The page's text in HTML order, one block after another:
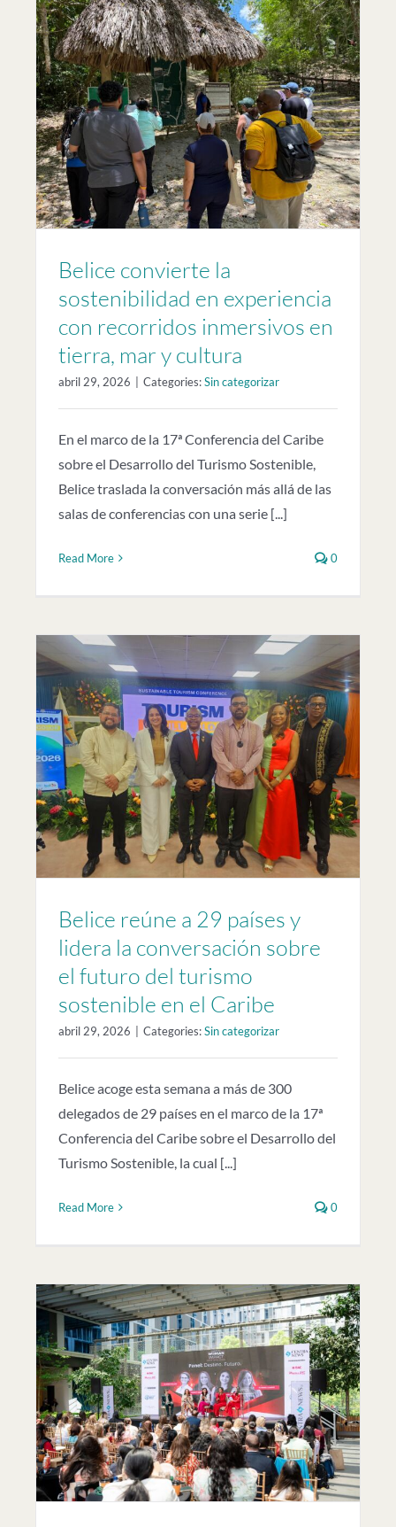
Belice convierte la
sostenibilidad en experiencia
con recorridos inmersivos en
tierra, mar y cultura
abril 29, 2026 Categories:Sin categorizar
En el marco de la 17ª Conferencia del Caribe
sobre el Desarrollo del Turismo Sostenible,
Belice traslada la conversación más allá de las
salas de conferencias con una serie [...]
Read More 0
Belice reúne a 29 países y
lidera la conversación sobre
el futuro del turismo
sostenible en el Caribe
abril 29, 2026 Categories:Sin categorizar
Belice acoge esta semana a más de 300
delegados de 29 países en el marco de la 17ª
Conferencia del Caribe sobre el Desarrollo del
Turismo Sostenible, la cual [...]
Read More 0